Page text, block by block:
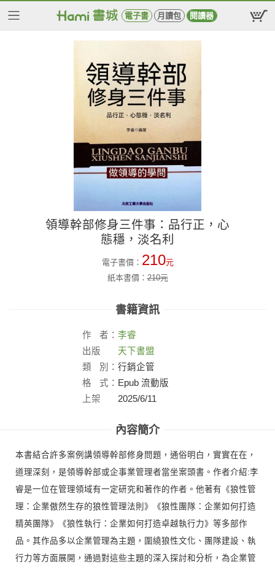
電子書 月讀包 閱讀器
領導幹部修身三件事：品行正，心
態穩，淡名利
電子書價： 210元
紙本書價：210元
書籍資訊
作 者： 李睿
出版
社：
天下書盟
類
別： 行銷企管
格
式： Epub 流動版
上架
2025/6/11
內容簡介
本書結合許多案例講領導幹部修身問題，通俗明白，實實在在，
道理深刻，是領導幹部或企事業管理者當坐案頭書。作者介紹:李
睿是一位在管理領域有一定研究和著作的作者。他著有《狼性管
理：企業傲然生存的狼性管理法則》《狼性團隊：企業如何打造
精英團隊》《狼性執行：企業如何打造卓越執行力》等多部作
品。其作品多以企業管理為主題，圍繞狼性文化、團隊建設、執
行力等方面展開，通過對這些主題的深入探討和分析，為企業管